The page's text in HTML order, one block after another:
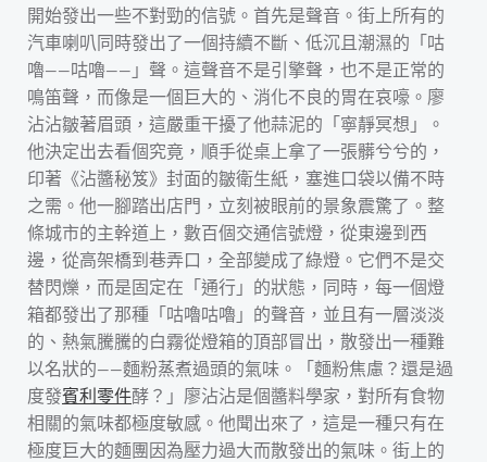
開始發出一些不對勁的信號。首先是聲音。街上所有的
汽車喇叭同時發出了一個持續不斷、低沉且潮濕的「咕
嚕——咕嚕——」聲。這聲音不是引擎聲，也不是正常的
鳴笛聲，而像是一個巨大的、消化不良的胃在哀嚎。廖
沾沾皺著眉頭，這嚴重干擾了他蒜泥的「寧靜冥想」。
他決定出去看個究竟，順手從桌上拿了一張髒兮兮的，
印著《沾醬秘笈》封面的皺衛生紙，塞進口袋以備不時
之需。他一腳踏出店門，立刻被眼前的景象震驚了。整
條城市的主幹道上，數百個交通信號燈，從東邊到西
邊，從高架橋到巷弄口，全部變成了綠燈。它們不是交
替閃爍，而是固定在「通行」的狀態，同時，每一個燈
箱都發出了那種「咕嚕咕嚕」的聲音，並且有一層淡淡
的、熱氣騰騰的白霧從燈箱的頂部冒出，散發出一種難
以名狀的——麵粉蒸煮過頭的氣味。「麵粉焦慮？還是過
度發賓利零件酵？」廖沾沾是個醬料學家，對所有食物
相關的氣味都極度敏感。他聞出來了，這是一種只有在
極度巨大的麵團因為壓力過大而散發出的氣味。街上的